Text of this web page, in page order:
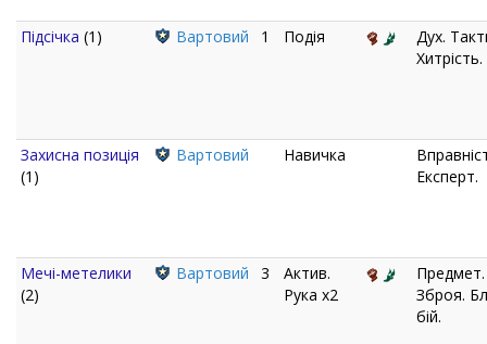
Підсічка (1) Вартовий 1 Подія
Дух.
Хитрість.
Захисна позиція
(1)
Вартовий Навичка
Експерт.
Мечі-метелики
(2)
Вартовий 3
Актив.
Рука x2
Предмет.
Зброя.
бій.